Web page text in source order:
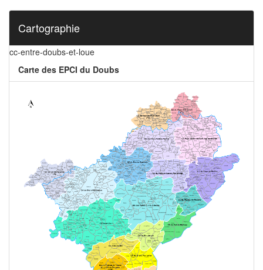
Cartographie
cc-entre-doubs-et-loue
Carte des EPCI du Doubs